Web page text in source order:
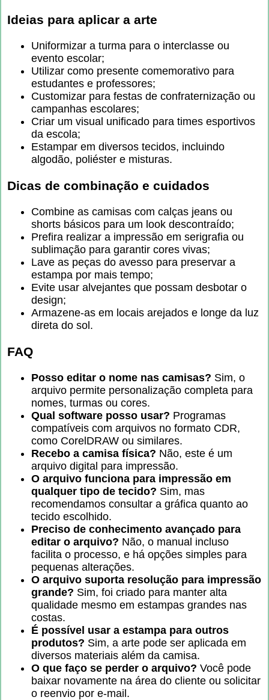
Ideias para aplicar a arte
Uniformizar a turma para o interclasse ou
evento escolar;
Utilizar como presente comemorativo para
estudantes e professores;
Customizar para festas de confraternização ou
campanhas escolares;
Criar um visual unificado para times esportivos
da escola;
Estampar em diversos tecidos, incluindo
algodão, poliéster e misturas.
Dicas de combinação e cuidados
Combine as camisas com calças jeans ou
shorts básicos para um look descontraído;
Prefira realizar a impressão em serigrafia ou
sublimação para garantir cores vivas;
Lave as peças do avesso para preservar a
estampa por mais tempo;
Evite usar alvejantes que possam desbotar o
design;
Armazene-as em locais arejados e longe da luz
direta do sol.
FAQ
Posso editar o nome nas camisas? Sim, o
arquivo permite personalização completa para
nomes, turmas ou cores.
Qual software posso usar? Programas
compatíveis com arquivos no formato CDR,
como CorelDRAW ou similares.
Recebo a camisa física? Não, este é um
arquivo digital para impressão.
O arquivo funciona para impressão em
qualquer tipo de tecido? Sim, mas
recomendamos consultar a gráfica quanto ao
tecido escolhido.
Preciso de conhecimento avançado para
editar o arquivo? Não, o manual incluso
facilita o processo, e há opções simples para
pequenas alterações.
O arquivo suporta resolução para impressão
grande? Sim, foi criado para manter alta
qualidade mesmo em estampas grandes nas
costas.
É possível usar a estampa para outros
produtos? Sim, a arte pode ser aplicada em
diversos materiais além da camisa.
O que faço se perder o arquivo? Você pode
baixar novamente na área do cliente ou solicitar
o reenvio por e-mail.